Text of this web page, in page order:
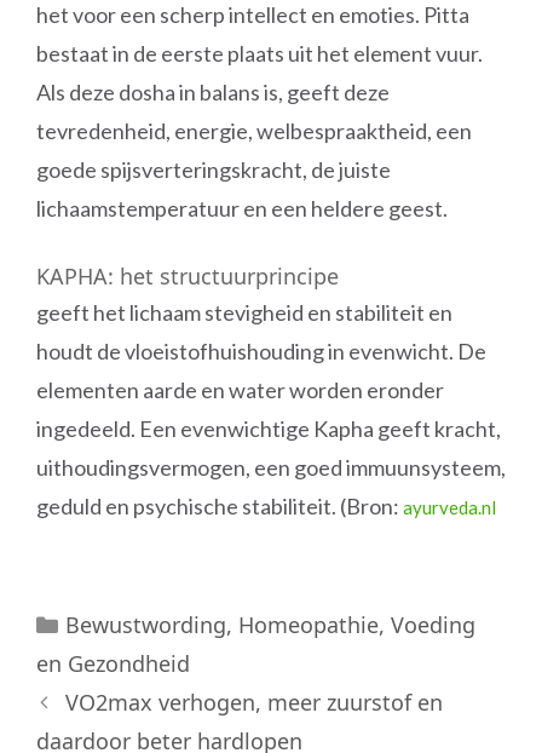
het voor een scherp intellect en emoties. Pitta
bestaat in de eerste plaats uit het element vuur.
Als deze dosha in balans is, geeft deze
tevredenheid, energie, welbespraaktheid, een
goede spijsverteringskracht, de juiste
lichaamstemperatuur en een heldere geest.
KAPHA: het structuurprincipe
geeft het lichaam stevigheid en stabiliteit en
houdt de vloeistofhuishouding in evenwicht. De
elementen aarde en water worden eronder
ingedeeld. Een evenwichtige Kapha geeft kracht,
uithoudingsvermogen, een goed immuunsysteem,
geduld en psychische stabiliteit. (Bron: ayurveda.nl
Categorieën
Bewustwording, Homeopathie, Voeding
en Gezondheid
VO2max verhogen, meer zuurstof en
daardoor beter hardlopen